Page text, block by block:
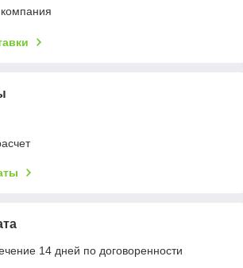
14 дней по договоренности